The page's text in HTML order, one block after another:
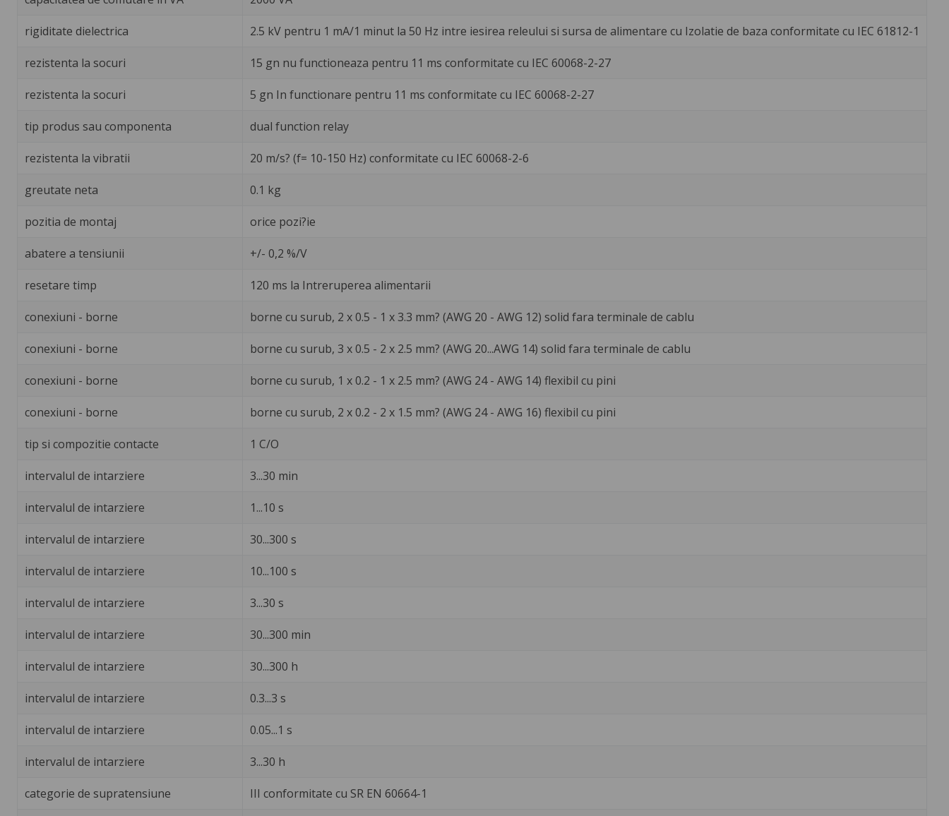
rigiditate dielectrica 2.5 kV pentru 1 mA/1 minut la 50 Hz intre iesirea releului si sursa de alimentare cu Izolatie de baza conformitate cu IEC 61812-1
rezistenta la socuri 15 gn nu functioneaza pentru 11 ms conformitate cu IEC 60068-2-27
rezistenta la socuri 5 gn In functionare pentru 11 ms conformitate cu IEC 60068-2-27
tip produs sau componenta dual function relay
rezistenta la vibratii 20 m/s? (f= 10-150 Hz) conformitate cu IEC 60068-2-6
greutate neta 0.1 kg
pozitia de montaj orice pozi?ie
abatere a tensiunii +/- 0,2 %/V
resetare timp 120 ms la Intreruperea alimentarii
conexiuni - borne borne cu surub, 2 x 0.5 - 1 x 3.3 mm? (AWG 20 - AWG 12) solid fara terminale de cablu
conexiuni - borne borne cu surub, 3 x 0.5 - 2 x 2.5 mm? (AWG 20...AWG 14) solid fara terminale de cablu
conexiuni - borne borne cu surub, 1 x 0.2 - 1 x 2.5 mm? (AWG 24 - AWG 14) flexibil cu pini
conexiuni - borne borne cu surub, 2 x 0.2 - 2 x 1.5 mm? (AWG 24 - AWG 16) flexibil cu pini
tip si compozitie contacte 1 C/O
intervalul de intarziere 3...30 min
intervalul de intarziere 1...10 s
intervalul de intarziere 30...300 s
intervalul de intarziere 10...100 s
intervalul de intarziere 3...30 s
intervalul de intarziere 30...300 min
intervalul de intarziere 30...300 h
intervalul de intarziere 0.3...3 s
intervalul de intarziere 0.05...1 s
intervalul de intarziere 3...30 h
categorie de supratensiune III conformitate cu SR EN 60664-1